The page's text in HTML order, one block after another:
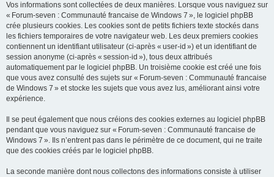
Vos informations sont collectées de deux manières. Lorsque vous naviguez sur
« Forum-seven : Communauté francaise de Windows 7 », le logiciel phpBB
crée plusieurs cookies. Les cookies sont de petits fichiers texte stockés dans
les fichiers temporaires de votre navigateur web. Les deux premiers cookies
contiennent un identifiant utilisateur (ci-après « user-id ») et un identifiant de
session anonyme (ci-après « session-id »), tous deux attribués
automatiquement par le logiciel phpBB. Un troisième cookie est créé une fois
que vous avez consulté des sujets sur « Forum-seven : Communauté francaise
de Windows 7 » et stocke les sujets que vous avez lus, améliorant ainsi votre
expérience.
Il se peut également que nous créions des cookies externes au logiciel phpBB
pendant que vous naviguez sur « Forum-seven : Communauté francaise de
Windows 7 ». Ils n’entrent pas dans le périmètre de ce document, qui ne traite
que des cookies créés par le logiciel phpBB.
La seconde manière dont nous collectons des informations consiste à utiliser